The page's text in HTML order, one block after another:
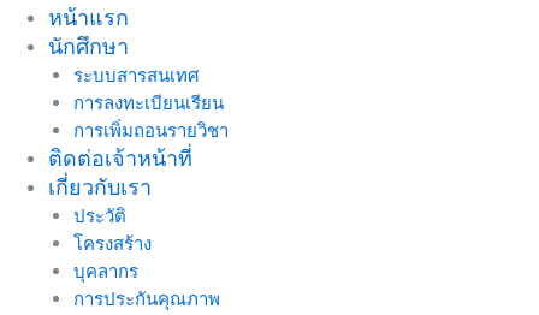
หน้าแรก
นักศึกษา
ระบบสารสนเทศ
การลงทะเบียนเรียน
การเพิ่มถอนรายวิชา
ติดต่อเจ้าหน้าที่
เกี่ยวกับเรา
ประวัติ
โครงสร้าง
บุคลากร
การประกันคุณภาพ